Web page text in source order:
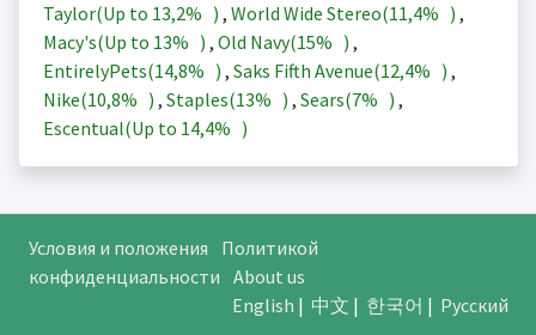
Taylor(Up to 13,2% ) , World Wide Stereo(11,4% ) ,
Macy's(Up to 13% ) , Old Navy(15% ) ,
EntirelyPets(14,8% ) , Saks Fifth Avenue(12,4% ) ,
Nike(10,8% ) , Staples(13% ) , Sears(7% ) ,
Escentual(Up to 14,4% )
Условия и положения
Политикой
конфиденциальности About us
English | 中文 | 한국어 | Русский